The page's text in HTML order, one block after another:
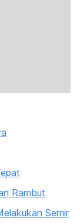
Rambut
Semir